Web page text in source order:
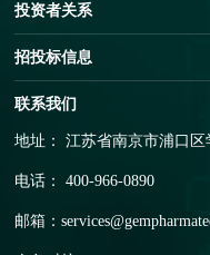
投资者关系
招投标信息
联系我们
地址： 江苏省南京市浦口区
电话： 400-966-0890
邮箱：